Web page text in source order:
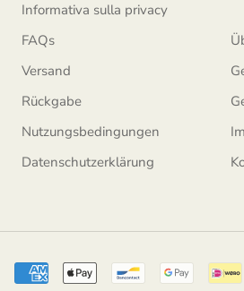
Informativa sulla privacy
FAQs
Versand
Rückgabe
Nutzungsbedingungen
Datenschutzerklärung